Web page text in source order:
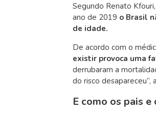
Segundo Renato
ano de 2019 o Brasil
de idade.
De acordo com o
existir provoca uma
derrubaram a
do risco desapareceu”,
E como os pais